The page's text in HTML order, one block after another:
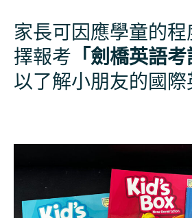
家長可因應學童的
擇報考 「劍橋英語
以了解小朋友的國際